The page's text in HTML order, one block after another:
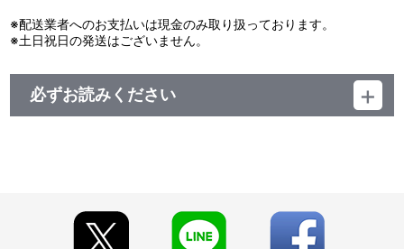
※配送業者へのお支払いは現金のみ取り扱っております。
※土日祝日の発送はございません。
必ずお読みください